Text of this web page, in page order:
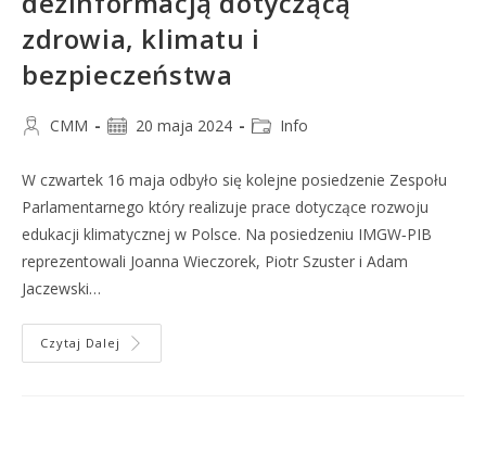
zdrowia, klimatu i
bezpieczeństwa
CMM 20 maja 2024 Info
W czwartek 16 maja odbyło się kolejne posiedzenie Zespołu
Parlamentarnego który realizuje prace dotyczące rozwoju
edukacji klimatycznej w Polsce. Na posiedzeniu IMGW‑PIB
reprezentowali Joanna Wieczorek, Piotr Szuster i Adam
Jaczewski…
Czytaj Dalej